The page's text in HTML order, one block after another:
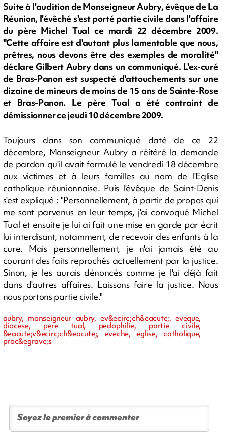
Suite à l'audition de Monseigneur Aubry, évêque de La
Réunion, l'évêché s'est porté partie civile dans l'affaire
du père Michel Tual ce mardi 22 décembre 2009.
"Cette affaire est d'autant plus lamentable que nous,
prêtres, nous devons être des exemples de moralité"
déclare Gilbert Aubry dans un communiqué. L'ex-curé
de Bras-Panon est suspecté d'attouchements sur une
dizaine de mineurs de moins de 15 ans de Sainte-Rose
et Bras-Panon. Le père Tual a été contraint de
démissionner ce jeudi 10 décembre 2009.
Toujours dans son communiqué daté de ce 22
décembre, Monseigneur Aubry a réitéré la demande
de pardon qu'il avait formulé le vendredi 18 décembre
aux victimes et à leurs familles au nom de l'Eglise
catholique réunionnaise. Puis l'évêque de Saint-Denis
s'est expliqué : "Personnellement, à partir de propos qui
me sont parvenus en leur temps, j'ai convoqué Michel
Tual et ensuite je lui ai fait une mise en garde par écrit
lui interdisant, notamment, de recevoir des enfants à la
cure. Mais personnellement, je n'ai jamais été au
courant des faits reprochés actuellement par la justice.
Sinon, je les aurais dénoncés comme je l'ai déjà fait
dans d'autres affaires. Laissons faire la justice. Nous
nous portons partie civile."
aubry, monseigneur aubry, ev&ecirc;ch&eacute;, eveque,
diocese, pere tual, pedophilie, partie civile,
&eacute;v&ecirc;ch&eacute;, eveche, eglise, catholique,
proc&egrave;s